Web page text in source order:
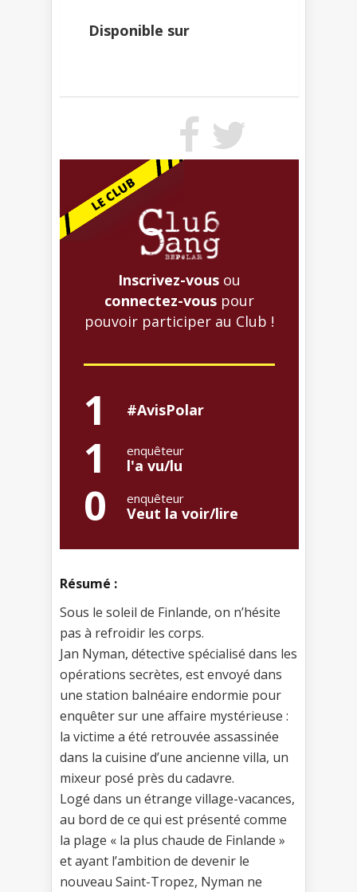
Disponible sur
Inscrivez-vous ou
connectez-vous pour
pouvoir participer au Club !
1 #AvisPolar
1 enquêteur
l'a vu/lu
0 enquêteur
Veut la voir/lire
Résumé :
Sous le soleil de Finlande, on n’hésite
pas à refroidir les corps.
Jan Nyman, détective spécialisé dans les
opérations secrètes, est envoyé dans
une station balnéaire endormie pour
enquêter sur une affaire mystérieuse :
la victime a été retrouvée assassinée
dans la cuisine d’une ancienne villa, un
mixeur posé près du cadavre.
Logé dans un étrange village-vacances,
au bord de ce qui est présenté comme
la plage « la plus chaude de Finlande »
et ayant l’ambition de devenir le
nouveau Saint-Tropez, Nyman ne